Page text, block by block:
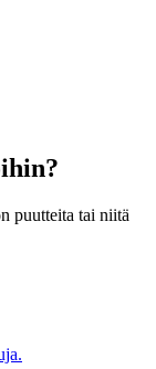
puutteita tai niitä